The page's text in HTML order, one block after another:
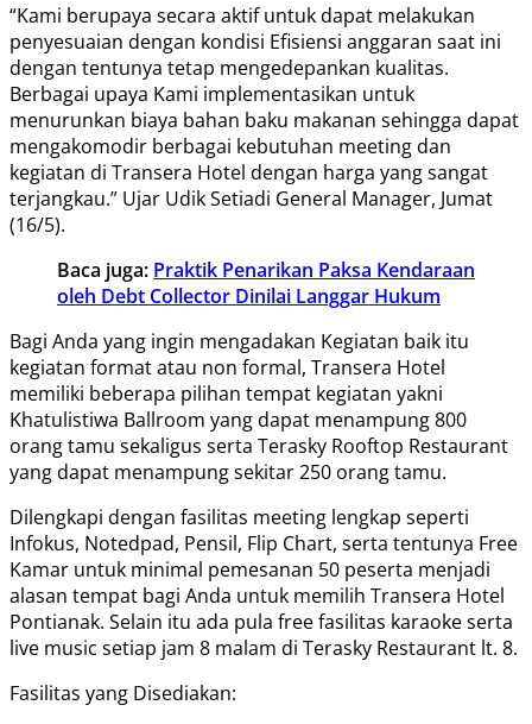
“Kami berupaya secara aktif untuk dapat melakukan
penyesuaian dengan kondisi Efisiensi anggaran saat ini
dengan tentunya tetap mengedepankan kualitas.
Berbagai upaya Kami implementasikan untuk
menurunkan biaya bahan baku makanan sehingga dapat
mengakomodir berbagai kebutuhan meeting dan
kegiatan di Transera Hotel dengan harga yang sangat
terjangkau.” Ujar Udik Setiadi General Manager, Jumat
(16/5).
Baca juga: Praktik Penarikan Paksa Kendaraan
oleh Debt Collector Dinilai Langgar Hukum
Bagi Anda yang ingin mengadakan Kegiatan baik itu
kegiatan format atau non formal, Transera Hotel
memiliki beberapa pilihan tempat kegiatan yakni
Khatulistiwa Ballroom yang dapat menampung 800
orang tamu sekaligus serta Terasky Rooftop Restaurant
yang dapat menampung sekitar 250 orang tamu.
Dilengkapi dengan fasilitas meeting lengkap seperti
Infokus, Notedpad, Pensil, Flip Chart, serta tentunya Free
Kamar untuk minimal pemesanan 50 peserta menjadi
alasan tempat bagi Anda untuk memilih Transera Hotel
Pontianak. Selain itu ada pula free fasilitas karaoke serta
live music setiap jam 8 malam di Terasky Restaurant lt. 8.
Fasilitas yang Disediakan: